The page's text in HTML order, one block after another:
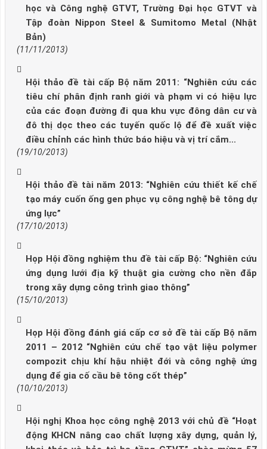
học và Công nghệ GTVT, Trường Đại học GTVT và
Tập đoàn Nippon Steel & Sumitomo Metal (Nhật
Bản)
(11/11/2013)
Hội thảo đề tài cấp Bộ năm 2011: “Nghiên cứu các
tiêu chí phân định ranh giới và phạm vi có hiệu lực
của các đoạn đường đi qua khu vực đông dân cư và
đô thị dọc theo các tuyến quốc lộ để đề xuất việc
điều chỉnh các hình thức báo hiệu và vị trí cắm...
(19/10/2013)
Hội thảo đề tài năm 2013: “Nghiên cứu thiết kế chế
tạo máy cuốn ống gen phục vụ công nghệ bê tông dự
ứng lực”
(17/10/2013)
Họp Hội đồng nghiệm thu đề tài cấp Bộ: “Nghiên cứu
ứng dụng lưới địa kỹ thuật gia cường cho nền đắp
trong xây dựng công trình giao thông”
(15/10/2013)
Họp Hội đồng đánh giá cấp cơ sở đề tài cấp Bộ năm
2011 – 2012 “Nghiên cứu chế tạo vật liệu polymer
compozit chịu khí hậu nhiệt đới và công nghệ ứng
dụng để gia cố cầu bê tông cốt thép”
(10/10/2013)
Hội nghị Khoa học công nghệ 2013 với chủ đề “Hoạt
động KHCN nâng cao chất lượng xây dựng, quản lý,